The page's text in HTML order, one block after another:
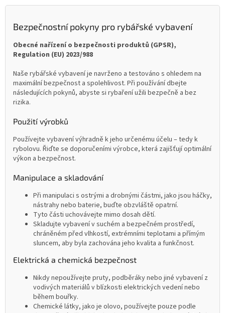
Bezpečnostní pokyny pro rybářské vybavení
Obecné nařízení o bezpečnosti produktů (GPSR),
Regulation (EU) 2023/988
Naše rybářské vybavení je navrženo a testováno s ohledem na
maximální bezpečnost a spolehlivost. Při používání dbejte
následujících pokynů, abyste si rybaření užili bezpečně a bez
rizika.
Použití výrobků
Používejte vybavení výhradně k jeho určenému účelu – tedy k
rybolovu. Řiďte se doporučeními výrobce, která zajišťují optimální
výkon a bezpečnost.
Manipulace a skladování
Při manipulaci s ostrými a drobnými částmi, jako jsou háčky,
nástrahy nebo baterie, buďte obzvláště opatrní.
Tyto části uchovávejte mimo dosah dětí.
Skladujte vybavení v suchém a bezpečném prostředí,
chráněném před vlhkostí, extrémními teplotami a přímým
sluncem, aby byla zachována jeho kvalita a funkčnost.
Elektrická a chemická bezpečnost
Nikdy nepoužívejte pruty, podběráky nebo jiné vybavení z
vodivých materiálů v blízkosti elektrických vedení nebo
během bouřky.
Chemické látky, jako je olovo, používejte pouze podle